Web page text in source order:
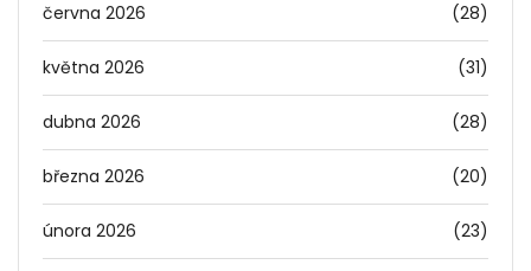
června 2026 (28)
května 2026 (31)
dubna 2026 (28)
března 2026 (20)
února 2026 (23)